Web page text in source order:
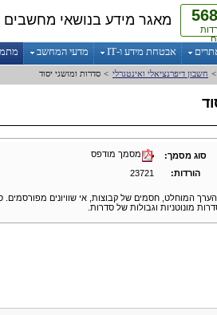
568 מאגר מידע בנושאי מחשבים
אבטחת מידע ו-IT מדעי המחשב
> חשבון דיפרנציאלי ואינטגרלי > סדרות ומושגי יסוד
סוג מסמך:
מסמך מודפס
הורדות: 23721
המוחלט, חסמים של קבוצות, אי שוויונים
מונוטניות וגבולות של סדרות.